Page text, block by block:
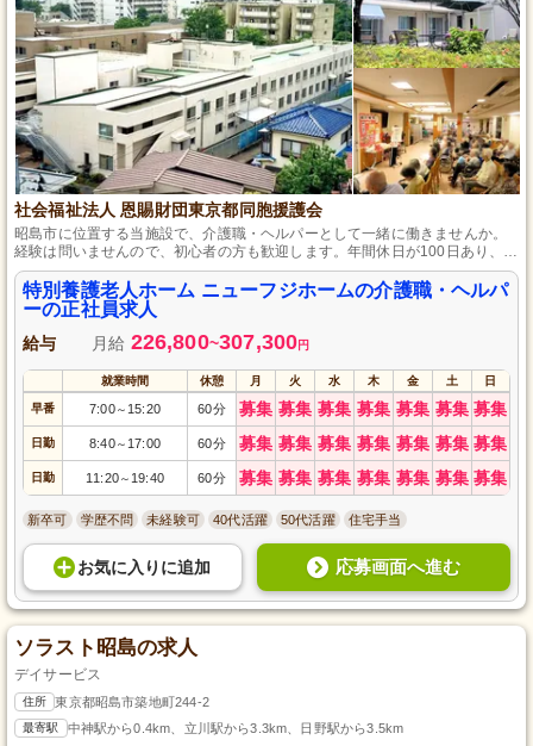
社会福祉法人 恩賜財団東京都同胞援護会
昭島市に位置する当施設で、介護職・ヘルパーとして一緒に働きませんか。
経験は問いませんので、初心者の方も歓迎します。年間休日が100日あり、残
業が少ないためプライベートを大切にしながら働けます。お子さまがいる方
も安心の保育所完備で、生活支援から始められる環境です。
特別養護老人ホーム ニューフジホームの介護職・ヘルパ
ーの正社員求人
給与 月給 226,800~307,300円
就業時間 休憩 月 火 水 木 金 土 日
早番 7:00～ 15:20 60分 募集 募集 募集 募集 募集 募集 募集
日勤 8:40～ 17:00 60分 募集 募集 募集 募集 募集 募集 募集
日勤 11:20～ 19:40 60分 募集 募集 募集 募集 募集 募集 募集
新卒可 学歴不問 未経験可 40代活躍 50代活躍 住宅手当
お気に入り に追加 応募画面へ進む
ソラスト昭島の求人
デイサービス
住所 東京都昭島市築地町244-2
最寄駅 中神駅から0.4km、立川駅から3.3km、日野駅から3.5km